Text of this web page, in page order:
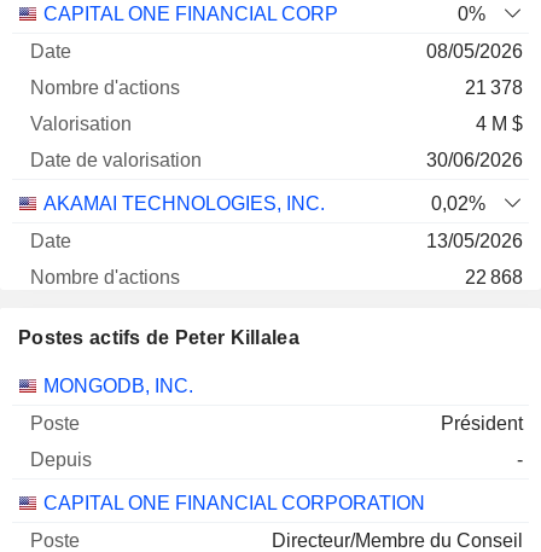
CAPITAL ONE FINANCIAL CORP
0%
08/05/2026
21 378
4 M $
30/06/2026
AKAMAI TECHNOLOGIES, INC.
0,02%
13/05/2026
22 868
SATELLOGIC INC. CLASS A
11/06/2026
339 949
30/06/2026
Postes actifs de Peter Killalea
Sociétés Poste Début
MONGODB, INC.
Président
-
CAPITAL ONE FINANCIAL CORPORATION
Directeur/Membre du Conseil